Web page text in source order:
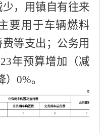
，用镇自有往来
要用于车辆燃料
等支出；公务用
年预算增加（减
0%。